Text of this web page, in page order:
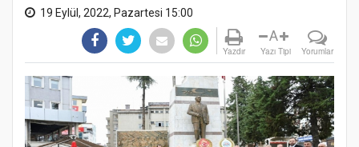
19 Eylül, 2022, Pazartesi 15:00
Yazdır
A
Yazı Tipi Yorumlar